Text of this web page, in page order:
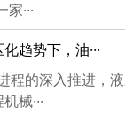
···
趋势下，油···
程的深入推进，
械···